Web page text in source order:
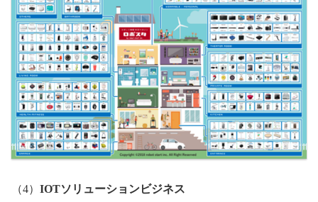
（4） IOTソリューションビジネス